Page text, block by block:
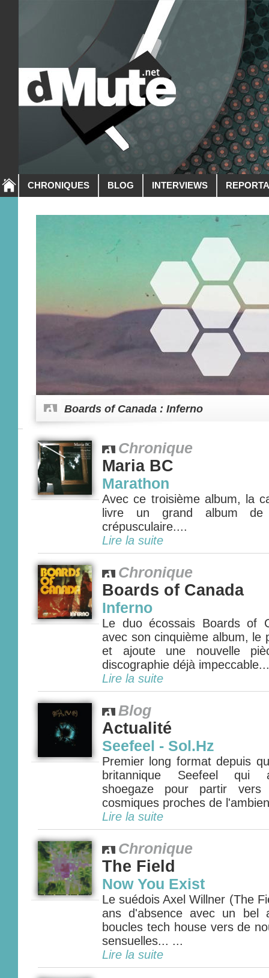
CHRONIQUES BLOG INTERVIEWS
Boards of Canada : Inferno
Chronique
Maria BC
Marathon
Avec ce troisième album, la
livre un grand album
crépusculaire....
Lire la suite
Chronique
Boards of Canada
Inferno
Le duo écossais Boards of
avec son cinquième album, le
et ajoute une nouvelle
discographie déjà
Lire la suite
Blog
Actualité
Seefeel - Sol.Hz
Premier long format depuis
britannique Seefeel qui
shoegaze pour partir
cosmiques proches de
Lire la suite
Chronique
The Field
Now You Exist
Le suédois Axel Willner (The
ans d'absence avec un bel
boucles tech house vers de
sensuelles... ...
Lire la suite